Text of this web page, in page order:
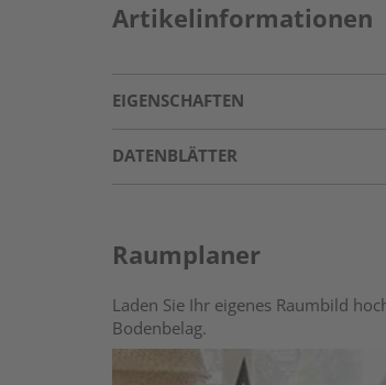
Artikelinformationen
EIGENSCHAFTEN
DATENBLÄTTER
Raumplaner
Laden Sie Ihr eigenes Raumbild
Bodenbelag.